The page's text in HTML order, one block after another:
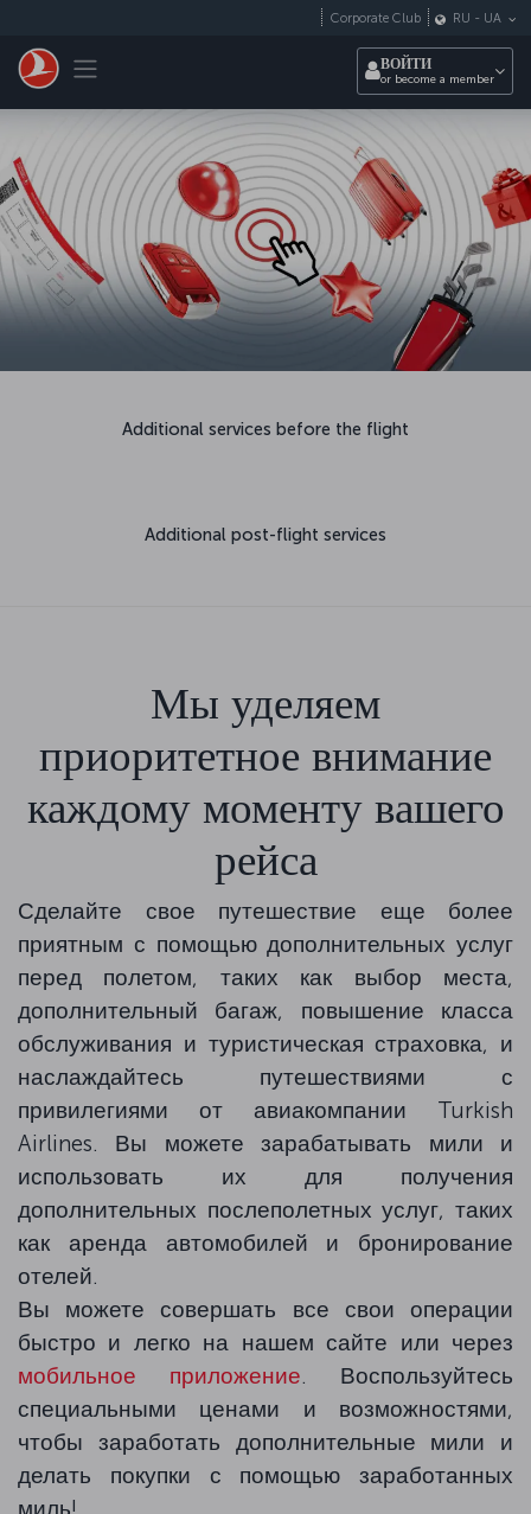
Toggle navigation
Corporate Club RU - UA
ВОЙТИ
or become a member
Additional services before the flight
Additional post-flight services
Мы уделяем
приоритетное внимание
каждому моменту вашего
рейса
Сделайте свое путешествие еще более
приятным с помощью дополнительных услуг
перед полетом, таких как выбор места,
дополнительный багаж, повышение класса
обслуживания и туристическая страховка, и
наслаждайтесь путешествиями с
привилегиями от авиакомпании Turkish
Airlines. Вы можете зарабатывать мили и
использовать их для получения
дополнительных послеполетных услуг, таких
как аренда автомобилей и бронирование
отелей.
Вы можете совершать все свои операции
быстро и легко на нашем сайте или через
мобильное приложение. Воспользуйтесь
специальными ценами и возможностями,
чтобы заработать дополнительные мили и
делать покупки с помощью заработанных
миль!